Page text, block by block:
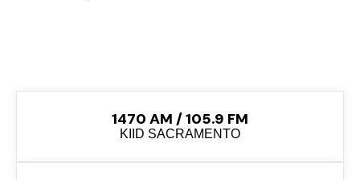
1470 AM / 105.9 FM
KIID SACRAMENTO